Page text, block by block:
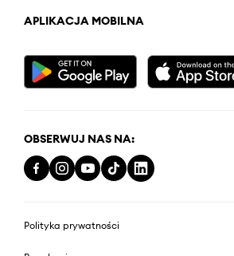
APLIKACJA MOBILNA
OBSERWUJ NAS NA:
Polityka prywatności